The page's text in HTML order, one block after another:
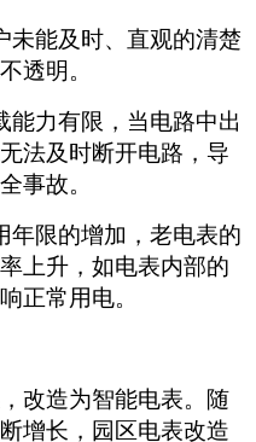
未能及时、直观的清楚
透明。
能力有限，当电路中出
法及时断开电路，导
事故。
年限的增加，老电表的
上升，如电表内部的
正常用电。
改造为智能电表。 随
增长，园区电表改造